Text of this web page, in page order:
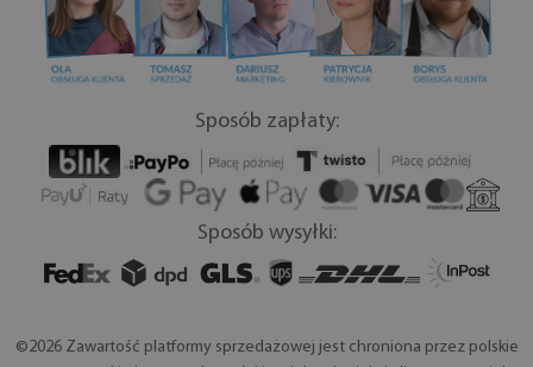
Sposób zapłaty:
Sposób wysyłki:
©2026 Zawartość platformy sprzedażowej jest chroniona przez polskie